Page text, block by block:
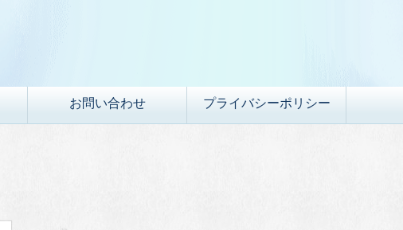
お問い合わせ プライバシーポリシー